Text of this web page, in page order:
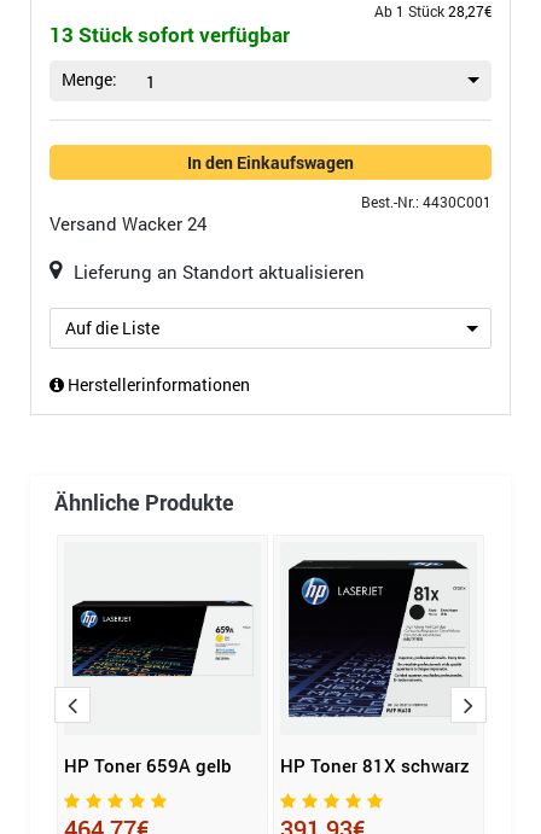
Ab 1 Stück28,27€
13 Stück sofort verfügbar
Menge: 1
In den Einkaufswagen
Best.-Nr.: 4430C001
Versand Wacker 24
Lieferung an Standort aktualisieren
Auf die Liste
Herstellerinformationen
Ähnliche Produkte
HP Toner 659A gelb HP Toner 81X schwarz